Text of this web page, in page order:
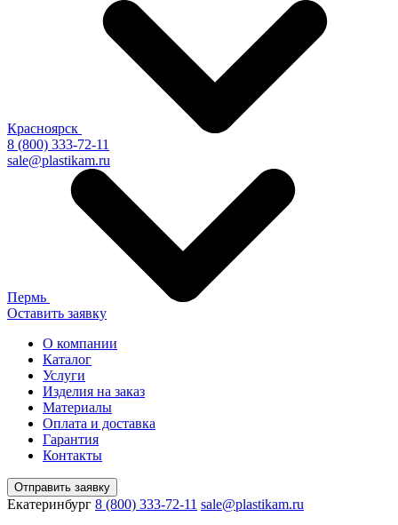
Красноярск
8 (800) 333-72-11
sale@plastikam.ru
Пермь
Оставить заявку
О компании
Каталог
Услуги
Изделия на заказ
Материалы
Оплата и доставка
Гарантия
Контакты
Отправить заявку
Екатеринбург 8 (800) 333-72-11 sale@plastikam.ru